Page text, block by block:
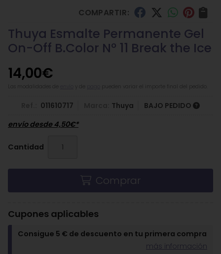
COMPARTIR:
Thuya Esmalte Permanente Gel
On-Off B.Color Nº 11 Break the Ice
14,00€
pueden variar el importe final del pedido.
011610717 Thuya
BAJO PEDIDO
envío desde4,50€*
Cantidad
Comprar
Cupones aplicables
Consigue 5 € de descuento en tu primera compra
más información